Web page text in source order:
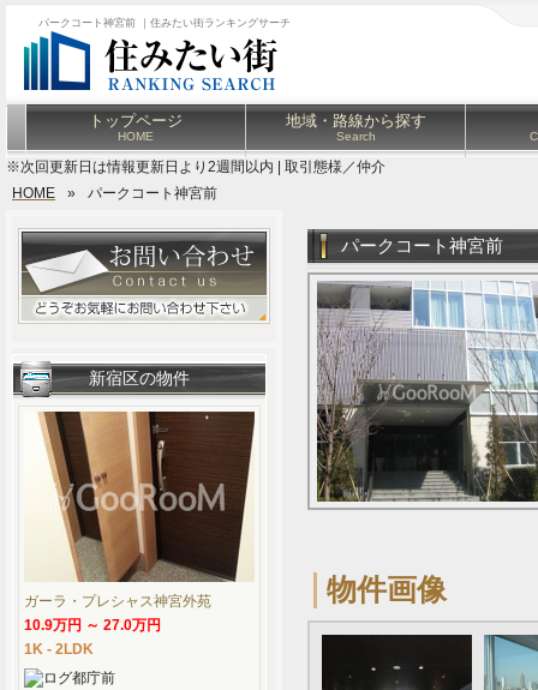
パークコート神宮前 ｜住みたい街ランキングサーチ
トップページ
HOME
地域・路線から探す
Search
※次回更新日は情報更新日より2週間以内 | 取引態様／仲介
HOME
» パークコート神宮前
パークコート神宮前
物件画像
新宿区の物件
ガーラ・プレシャス神宮外苑
10.9万円 ～ 27.0万円
1K - 2LDK